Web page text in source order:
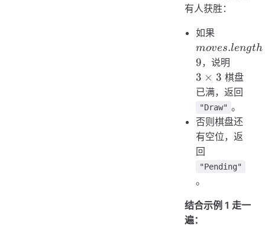
有人获胜：
如果
== 9
moves.length
9，说明
\times
3
3 × 3 棋盘
已满，返回
"Draw" 。
否则棋盘还
有空位，返
回
"Pending"
。
结合示例 1 走一
遍：